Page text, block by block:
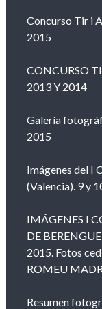
Concurso Tir i
2015
CONCURSO
2013 Y 2014
Galería
2015
Imágenes del I
(Valencia). 9 y
IMÁGENES I
DE
2015. Fotos
ROMEU
Resumen